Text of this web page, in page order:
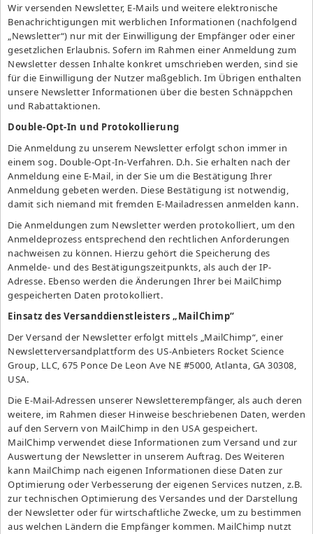
Wir versenden Newsletter, E-Mails und weitere elektronische
Benachrichtigungen mit werblichen Informationen (nachfolgend
„Newsletter“) nur mit der Einwilligung der Empfänger oder einer
gesetzlichen Erlaubnis. Sofern im Rahmen einer Anmeldung zum
Newsletter dessen Inhalte konkret umschrieben werden, sind sie
für die Einwilligung der Nutzer maßgeblich. Im Übrigen enthalten
unsere Newsletter Informationen über die besten Schnäppchen
und Rabattaktionen.
Double-Opt-In und Protokollierung
Die Anmeldung zu unserem Newsletter erfolgt schon immer in
einem sog. Double-Opt-In-Verfahren. D.h. Sie erhalten nach der
Anmeldung eine E-Mail, in der Sie um die Bestätigung Ihrer
Anmeldung gebeten werden. Diese Bestätigung ist notwendig,
damit sich niemand mit fremden E-Mailadressen anmelden kann.
Die Anmeldungen zum Newsletter werden protokolliert, um den
Anmeldeprozess entsprechend den rechtlichen Anforderungen
nachweisen zu können. Hierzu gehört die Speicherung des
Anmelde- und des Bestätigungszeitpunkts, als auch der IP-
Adresse. Ebenso werden die Änderungen Ihrer bei MailChimp
gespeicherten Daten protokolliert.
Einsatz des Versanddienstleisters „MailChimp“
Der Versand der Newsletter erfolgt mittels „MailChimp“, einer
Newsletterversandplattform des US-Anbieters Rocket Science
Group, LLC, 675 Ponce De Leon Ave NE #5000, Atlanta, GA 30308,
USA.
Die E-Mail-Adressen unserer Newsletterempfänger, als auch deren
weitere, im Rahmen dieser Hinweise beschriebenen Daten, werden
auf den Servern von MailChimp in den USA gespeichert.
MailChimp verwendet diese Informationen zum Versand und zur
Auswertung der Newsletter in unserem Auftrag. Des Weiteren
kann MailChimp nach eigenen Informationen diese Daten zur
Optimierung oder Verbesserung der eigenen Services nutzen, z.B.
zur technischen Optimierung des Versandes und der Darstellung
der Newsletter oder für wirtschaftliche Zwecke, um zu bestimmen
aus welchen Ländern die Empfänger kommen. MailChimp nutzt